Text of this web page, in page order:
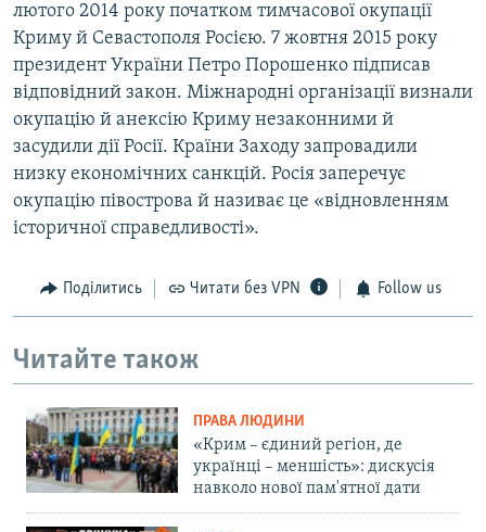
лютого 2014 року початком тимчасової окупації
Криму й Севастополя Росією. 7 жовтня 2015 року
президент України Петро Порошенко підписав
відповідний закон. Міжнародні організації визнали
окупацію й анексію Криму незаконними й
засудили дії Росії. Країни Заходу запровадили
низку економічних санкцій. Росія заперечує
окупацію півострова й називає це «відновленням
історичної справедливості».
Поділитись Читати без VPN Follow us
Читайте також
ПРАВА ЛЮДИНИ
«Крим – єдиний регіон, де
українці – меншість»: дискусія
навколо нової пам'ятної дати